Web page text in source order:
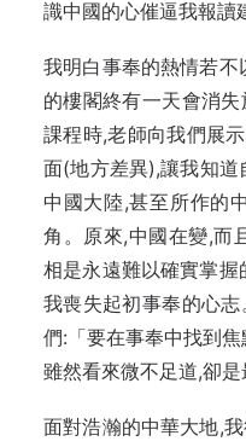
識中國的心催逼我報讀
我明白事奉的熱情若不
的樓閣終有一天會消
課程時,老師向我們展
面(地方差異),讓我知道
中國大陸,甚至所作的
角。原來,中國在變,而
相是永遠難以確實掌
我喪失起初事奉的心
們:「要在事奉中找到焦
雖然看來微不足道,卻是
面對浩瀚的中華大地,